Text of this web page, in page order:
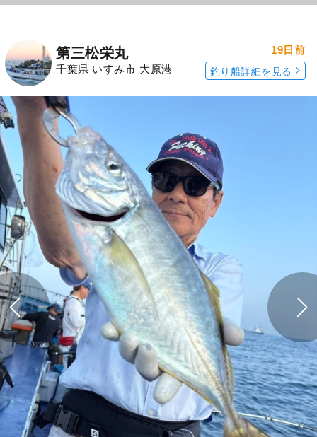
第三松栄丸
千葉県 いすみ市 大原港
19日前
釣り船詳細を見る